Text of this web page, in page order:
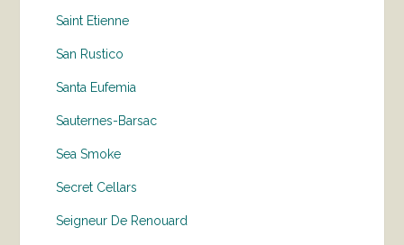
Saint Etienne
San Rustico
Santa Eufemia
Sauternes-Barsac
Sea Smoke
Secret Cellars
Seigneur De Renouard